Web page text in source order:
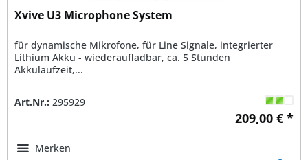
Xvive U3 Microphone System
für dynamische Mikrofone, für Line Signale, integrierter
Lithium Akku - wiederaufladbar, ca. 5 Stunden
Akkulaufzeit,...
Art.Nr.: 295929
209,00 € *
Merken